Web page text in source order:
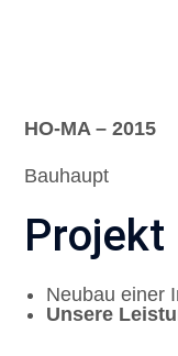
HO-MA – 2015
Bauhaupt
Projekt
Neubau einer
Unsere